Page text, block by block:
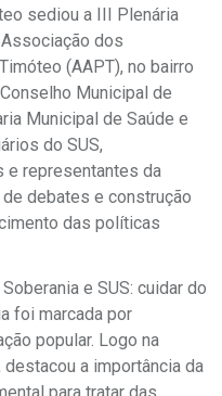
sediou a III Plenária
dos
(AAPT), no bairro
Municipal de
Municipal de Saúde e
do SUS,
e representantes da
debates e construção
das políticas
e SUS: cuidar do
foi marcada por
popular. Logo na
a importância da
para tratar das